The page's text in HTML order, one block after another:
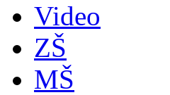
Video
ZŠ
MŠ